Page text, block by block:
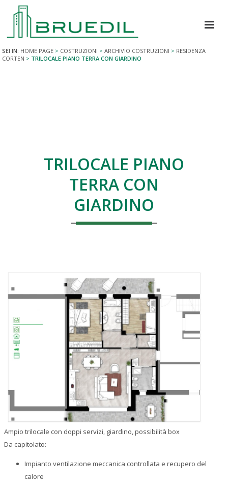
Home
Residenza LA POSTERIA
Residenza ELEVA
Residenza MACHIAVELLI
Residenza PAGLIERA 2.0
Residenza OASIS
VILLE VEGA, LUMA E FLORA
Residenza AURA
VILLE OASIS
VILLA VITTORIA E VILLA BAINSIZZA
Showroom
SEI IN: HOME PAGE > COSTRUZIONI >ARCHIVIO COSTRUZIONI > RESIDENZA
CORTEN > TRILOCALE PIANO TERRA CON GIARDINO
TRILOCALE PIANO
TERRA CON
GIARDINO
Ampio trilocale con doppi servizi, giardino, possibilità box
Da capitolato:
Impianto ventilazione meccanica controllata e recupero del
calore